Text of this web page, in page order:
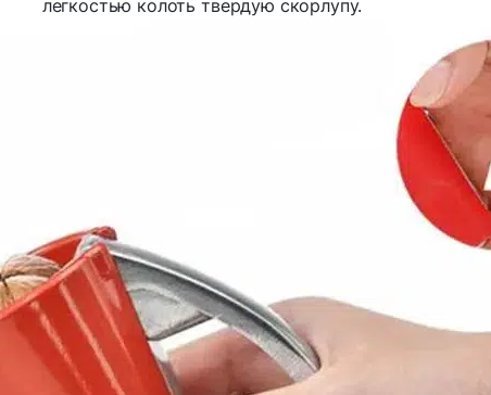
легкостью колоть твердую скорлупу.